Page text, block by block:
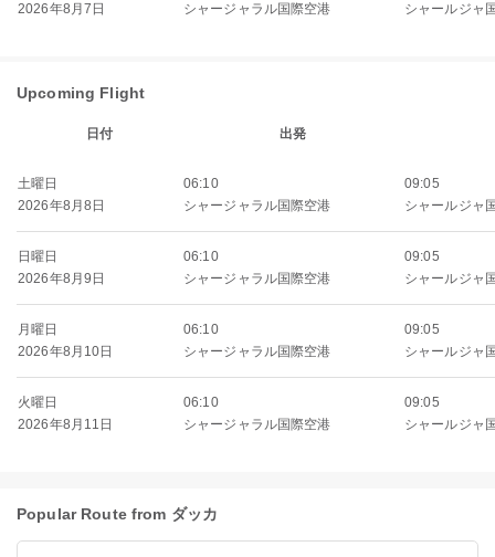
2026年8月7日
シャージャラル国際空港
シャールジャ
Upcoming Flight
日付 出発
土曜日
2026年8月8日
06:10
シャージャラル国際空港
09:05
シャールジャ
日曜日
2026年8月9日
06:10
シャージャラル国際空港
09:05
シャールジャ
月曜日
2026年8月10日
06:10
シャージャラル国際空港
09:05
シャールジャ
火曜日
2026年8月11日
06:10
シャージャラル国際空港
09:05
シャールジャ
Popular Route from ダッカ